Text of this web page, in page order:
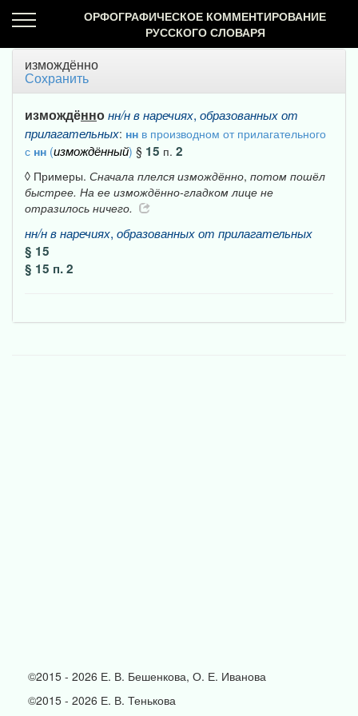
ОРФОГРАФИЧЕСКОЕ КОММЕНТИРОВАНИЕ
РУССКОГО СЛОВАРЯ
измождённо
Сохранить
измождённонн/нвнаречиях, образованныхот
прилагательных: нн в производном от прилагательного
с нн (измождённый) § 15 п. 2
◊ Примеры. Сначала плелся измождённо, потом пошёл
быстрее. На ее измождённо-гладком лице не
отразилось ничего.
нн/нвнаречиях, образованныхот прилагательных
§ 15
§ 15 п. 2
©2015 - 2026 Е. В. Бешенкова, О. Е. Иванова
©2015 - 2026 Е. В. Тенькова